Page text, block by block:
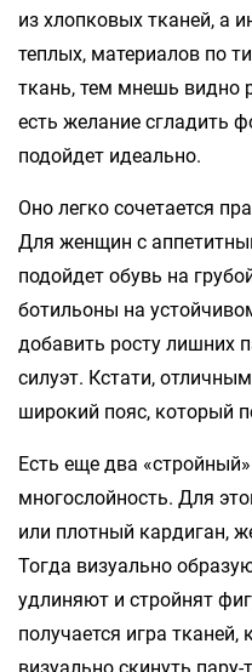
из хлопковых тканей, а
теплых, материалов по
ткань, тем мнешь видно
есть желание сгладить
подойдет идеально.
Оно легко сочетается
Для женщин с
подойдет обувь на
ботильоны на
добавить росту лишних
силуэт. Кстати,
широкий пояс, который
Есть еще два
многослойность. Для
или плотный кардиган,
Тогда визуально
удлиняют и стройнят
получается игра